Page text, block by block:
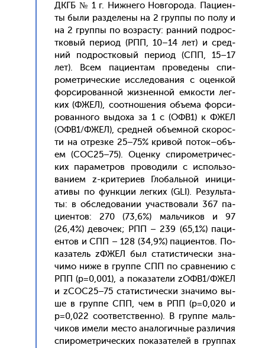
ДКГБ № 1 г. Ниж­не­го Нов­го­рода. Па­ци­ен­
ты бы­ли раз­де­лены на 2 груп­пы по по­лу и
на 2 груп­пы по воз­расту: ран­ний под­рос­
тко­вый пе­ри­од (РПП, 10–14 лет) и сред­
ний под­рос­тко­вый пе­ри­од (СПП, 15–17
лет). Всем па­ци­ен­там про­веде­ны спи­
ромет­ри­чес­кие ис­сле­дова­ния с оцен­кой
фор­си­рован­ной жиз­ненной ем­кости лег­
ких (ФЖЕЛ), со­от­но­шения объ­ема фор­си­
рован­но­го вы­доха за 1 с (ОФВ1) к ФЖЕЛ
(ОФВ1/ФЖЕЛ), сред­ней объ­ем­ной ско­рос­
ти на от­резке 25–75% кри­вой по­ток–объ­
ем (СОС25–75). Оцен­ку спи­ромет­ри­чес­
ких па­рамет­ров про­води­ли с ис­поль­зо­
вани­ем z-кри­тери­ев Гло­баль­ной ини­ци­
ати­вы по фун­кции лег­ких (GLI). Ре­зуль­та­
ты: в об­сле­дова­нии учас­тво­вали 367 па­
ци­ен­тов: 270 (73,6%) маль­чи­ков и 97
(26,4%) де­вочек; РПП – 239 (65,1%) па­ци­
ен­тов и СПП – 128 (34,9%) па­ци­ен­тов. По­
каза­тель zФЖЕЛ был ста­тис­ти­чес­ки зна­
чимо ни­же в груп­пе СПП по срав­не­нию с
РПП (p=0,001), а по­каза­тели zОФВ1/ФЖЕЛ
и zСОС25–75 ста­тис­ти­чес­ки зна­чимо вы­
ше в груп­пе СПП, чем в РПП (p=0,020 и
p=0,022 со­от­ветс­твен­но). В груп­пе маль­
чи­ков име­ли мес­то ана­логич­ные раз­ли­чия
спи­ромет­ри­чес­ких по­каза­телей в груп­пах